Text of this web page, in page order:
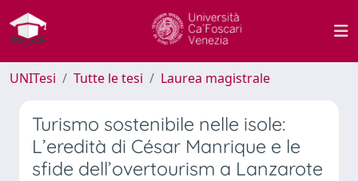
UNITesi Tutte le tesi Laurea magistrale
Turismo sostenibile nelle isole:
L’eredità di César Manrique e le
sfide dell’overtourism a Lanzarote